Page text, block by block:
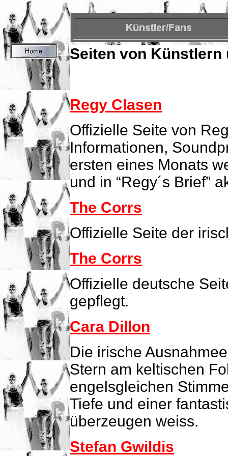
Seiten von Künstlern
Regy Clasen
Offizielle Seite von
Informationen,
ersten eines Monats
und in “Regy´s Brief”
The Corrs
Offizielle Seite der
The Corrs
Offizielle deutsche
gepflegt.
Cara Dillon
Die irische
Stern am keltischen
engelsgleichen
Tiefe und einer
überzeugen weiss.
Stefan Gwildis